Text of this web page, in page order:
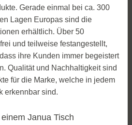
Gerade einmal bei ca. 300
Lagen Europas sind die
erhältlich. Über 50
und teilweise festangestellt,
ihre Kunden immer begeistert
Qualität und Nachhaltigkeit sind
für die Marke, welche in jedem
erkennbar sind.
Janua Tisch